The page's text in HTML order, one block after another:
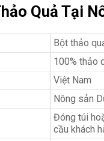
Quả Tại
Bột thảo
100% thảo
Việt Nam
Nông sản
Đóng túi
cầu khách